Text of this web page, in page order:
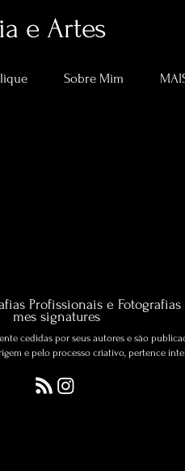
e Artes
Sobre Mim
Profissionais e
cedidas por seus autores e são
e pelo processo criativo, pertence
mes signatures